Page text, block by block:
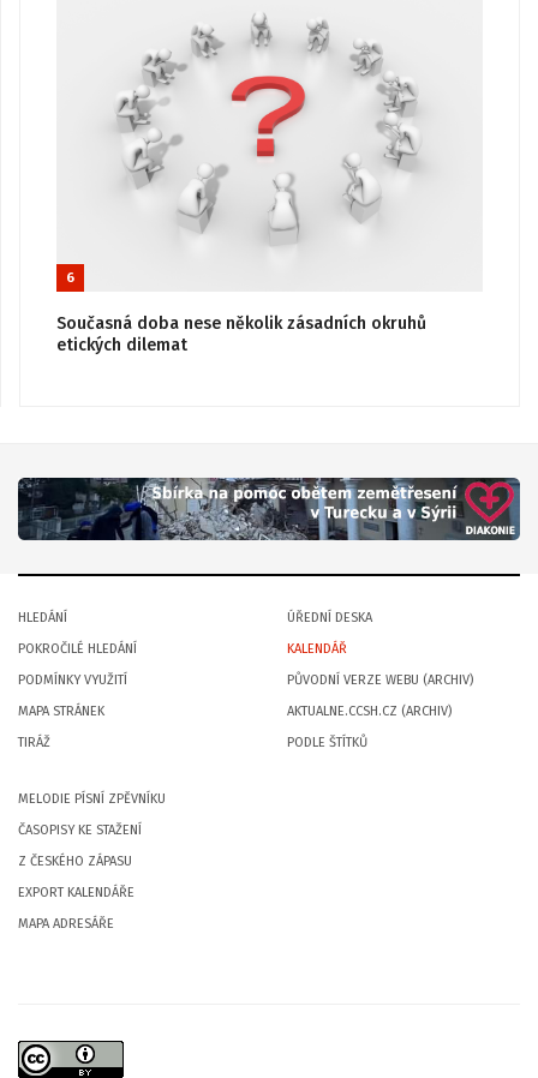
6
Současná doba nese několik zásadních okruhů
etických dilemat
HLEDÁNÍ
POKROČILÉ HLEDÁNÍ
PODMÍNKY VYUŽITÍ
MAPA STRÁNEK
TIRÁŽ
ÚŘEDNÍ DESKA
KALENDÁŘ
PŮVODNÍ VERZE WEBU (ARCHIV)
AKTUALNE.CCSH.CZ (ARCHIV)
PODLE ŠTÍTKŮ
MELODIE PÍSNÍ ZPĚVNÍKU
ČASOPISY KE STAŽENÍ
Z ČESKÉHO ZÁPASU
EXPORT KALENDÁŘE
MAPA ADRESÁŘE